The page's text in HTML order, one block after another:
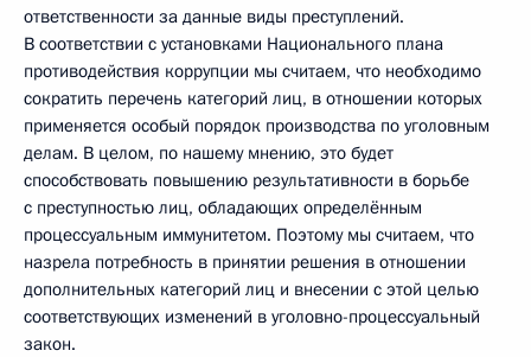
ответственности за данные виды преступлений.
В соответствии с установками Национального плана
противодействия коррупции мы считаем, что необходимо
сократить перечень категорий лиц, в отношении которых
применяется особый порядок производства по уголовным
делам. В целом, по нашему мнению, это будет
способствовать повышению результативности в борьбе
с преступностью лиц, обладающих определённым
процессуальным иммунитетом. Поэтому мы считаем, что
назрела потребность в принятии решения в отношении
дополнительных категорий лиц и внесении с этой целью
соответствующих изменений в уголовно-процессуальный
закон.